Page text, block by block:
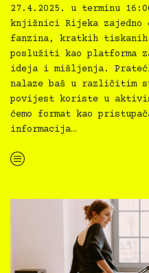
27.4.2025. u terminu
knjižnici Rijeka zajedno
fanzina, kratkih
poslužiti kao platforma
ideja i mišljenja.
nalaze baš u različitim
povijest koriste u
ćemo format kao
informacija…
“Kultura svima svugdje pokreće novi projekt od mladih za sve — inkluZiNE!”